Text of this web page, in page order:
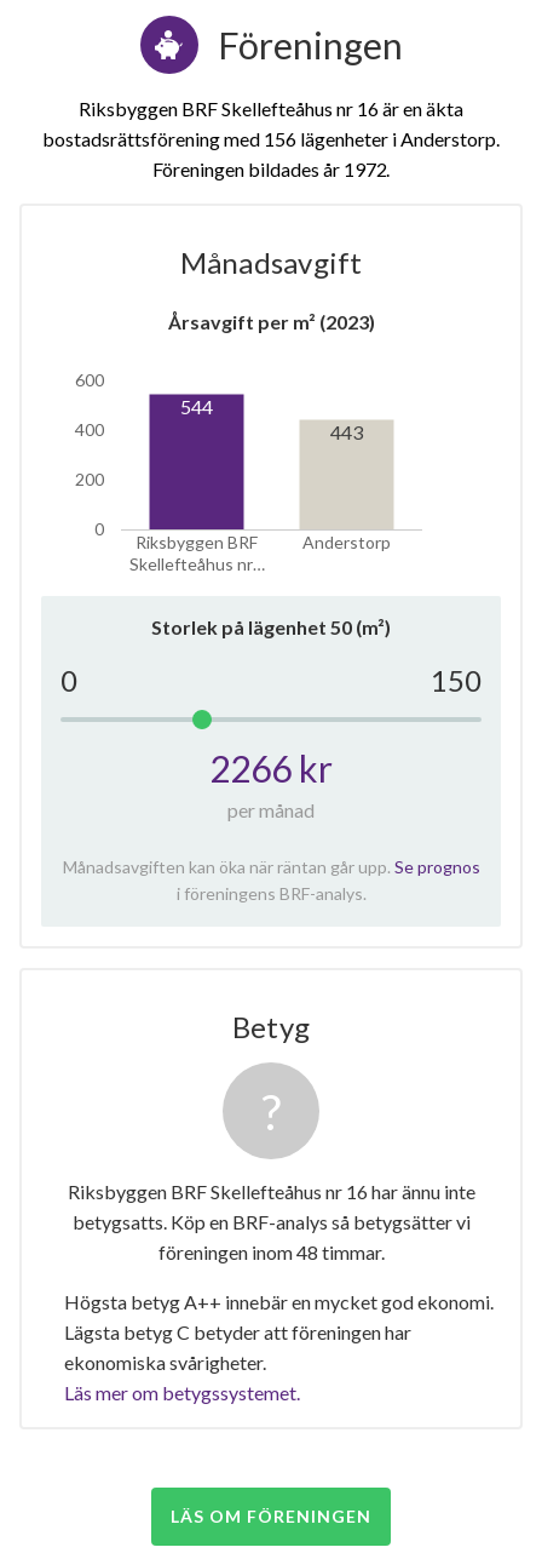
lägenhet
Föreningen
Riksbyggen BRF Skellefteåhus nr 16 är en äkta
bostadsrättsförening med 156 lägenheter i Anderstorp.
Föreningen bildades år 1972
Månadsavgift
Årsavgift per m² (2023)
Riksbyggen BRF
Skellefteåhus nr…
Anderstorp
0
200
400
600
544
443
Storlek på lägenhet 50 (m²)
0 150
2266 kr
per månad
Månadsavgiften kan öka när räntan går upp. Se prognos
i föreningens BRF-analys.
Betyg
Riksbyggen BRF Skellefteåhus nr 16 har ännu inte
betygsatts. Köp en BRF-analys så betygsätter vi
föreningen inom 48 timmar.
Högsta betyg A++ innebär en mycket god ekonomi.
Lägsta betyg C betyder att föreningen har
ekonomiska svårigheter.
Läs mer om betygssystemet.
LÄS OM FÖRENINGEN